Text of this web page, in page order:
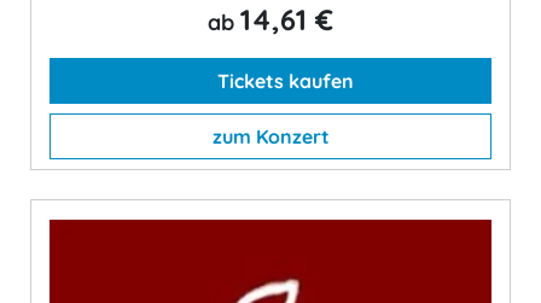
ab 14,61 €
Tickets kaufen
zum Konzert